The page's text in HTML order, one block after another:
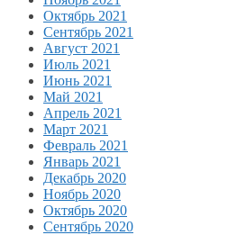
Октябрь 2021
Сентябрь 2021
Август 2021
Июль 2021
Июнь 2021
Май 2021
Апрель 2021
Март 2021
Февраль 2021
Январь 2021
Декабрь 2020
Ноябрь 2020
Октябрь 2020
Сентябрь 2020